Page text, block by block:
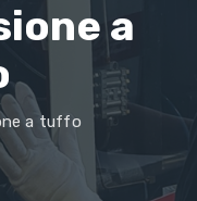
a
a tuffo